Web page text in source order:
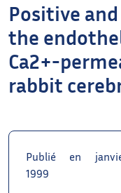
Positive
the
Ca2+-
rabbit
Publié en
1999